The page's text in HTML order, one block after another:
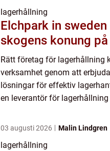
lagerhållning
Elchpark in sweden så upplevs
skogens konung på
Rätt företag för lagerhållning
verksamhet genom att
lösningar för effektiv
en leverantör för lagerhållning
03 augusti 2026 Malin Lindgren
lagerhållning